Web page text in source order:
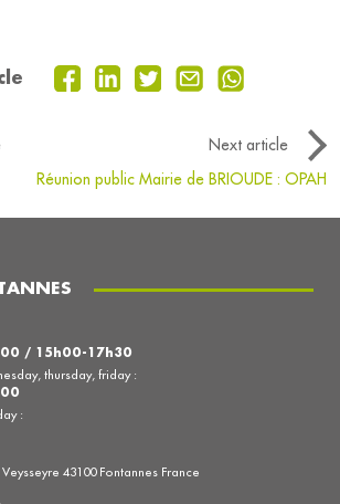
Next article
Réunion public Mairie de BRIOUDE : OPAH
43100 Fontannes France
/ 15h00-17h30
thursday, friday :
: